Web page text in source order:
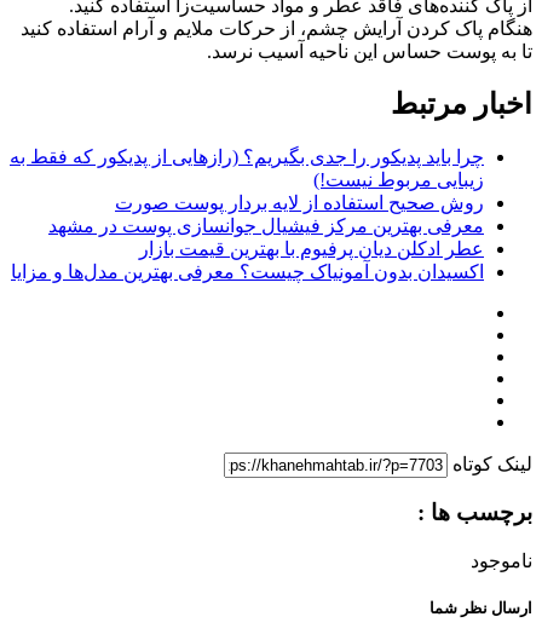
از پاک کننده‌های فاقد عطر و مواد حساسیت‌زا استفاده کنید.
هنگام پاک کردن آرایش چشم، از حرکات ملایم و آرام استفاده کنید
تا به پوست حساس این ناحیه آسیب نرسد.
اخبار مرتبط
چرا باید پدیکور را جدی بگیریم؟ (رازهایی از پدیکور که فقط به
زیبایی مربوط نیست!)
روش صحیح استفاده از لایه بردار پوست صورت
معرفی بهترین مرکز فیشیال جوانسازی پوست در مشهد
عطر ادکلن دیان پرفیوم با بهترین قیمت بازار
اکسیدان بدون آمونیاک چیست؟ معرفی بهترین مدل‌ها و مزایا
لینک کوتاه
برچسب ها :
ناموجود
ارسال نظر شما